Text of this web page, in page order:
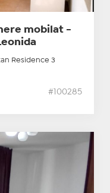
mobilat -
Residence 3
#100285